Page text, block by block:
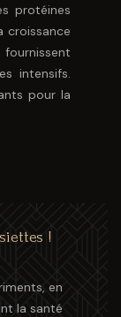
protéines
croissance
intensifs.
pour la
!
en
la santé